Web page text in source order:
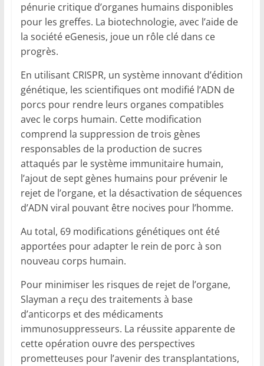
pénurie critique d’organes humains disponibles
pour les greffes. La biotechnologie, avec l’aide de
la société eGenesis, joue un rôle clé dans ce
progrès.
En utilisant CRISPR, un système innovant d’édition
génétique, les scientifiques ont modifié l’ADN de
porcs pour rendre leurs organes compatibles
avec le corps humain. Cette modification
comprend la suppression de trois gènes
responsables de la production de sucres
attaqués par le système immunitaire humain,
l’ajout de sept gènes humains pour prévenir le
rejet de l’organe, et la désactivation de séquences
d’ADN viral pouvant être nocives pour l’homme.
Au total, 69 modifications génétiques ont été
apportées pour adapter le rein de porc à son
nouveau corps humain.
Pour minimiser les risques de rejet de l’organe,
Slayman a reçu des traitements à base
d’anticorps et des médicaments
immunosuppresseurs. La réussite apparente de
cette opération ouvre des perspectives
prometteuses pour l’avenir des transplantations,